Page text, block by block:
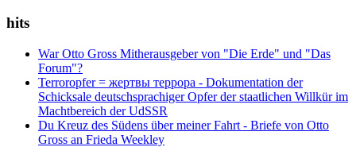
hits
War Otto Gross Mitherausgeber von "Die Erde" und "Das
Forum"?
Terroropfer = жертвы террора - Dokumentation der
Schicksale deutschsprachiger Opfer der staatlichen Willkür im
Machtbereich der UdSSR
Du Kreuz des Südens über meiner Fahrt - Briefe von Otto
Gross an Frieda Weekley